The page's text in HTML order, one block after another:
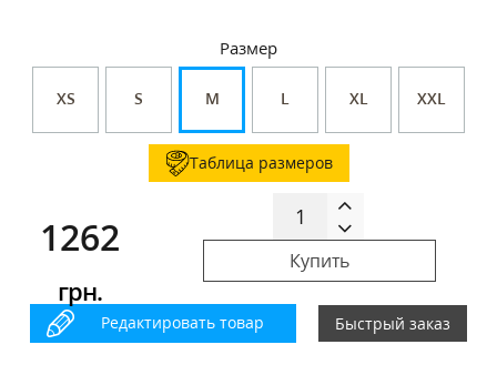
Размер
XS S M L XL XXL
Таблица размеров
1262
грн.
Купить
Редактировать товар Быстрый заказ